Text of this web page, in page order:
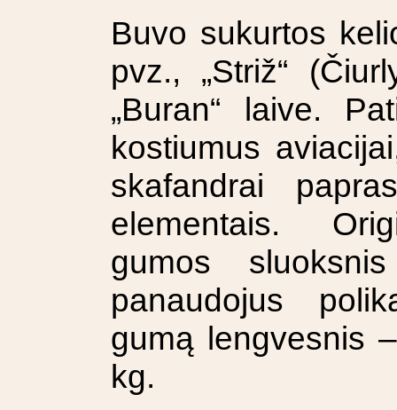
Buvo sukurtos
pvz., „Striž“
„Buran“ laive.
kostiumus
skafandrai
elementais.
gumos
panaudojus
gumą lengvesnis
kg.